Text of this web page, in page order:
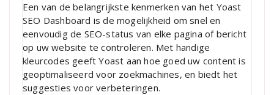
Een van de belangrijkste kenmerken van het Yoast
SEO Dashboard is de mogelijkheid om snel en
eenvoudig de SEO-status van elke pagina of bericht
op uw website te controleren. Met handige
kleurcodes geeft Yoast aan hoe goed uw content is
geoptimaliseerd voor zoekmachines, en biedt het
suggesties voor verbeteringen.